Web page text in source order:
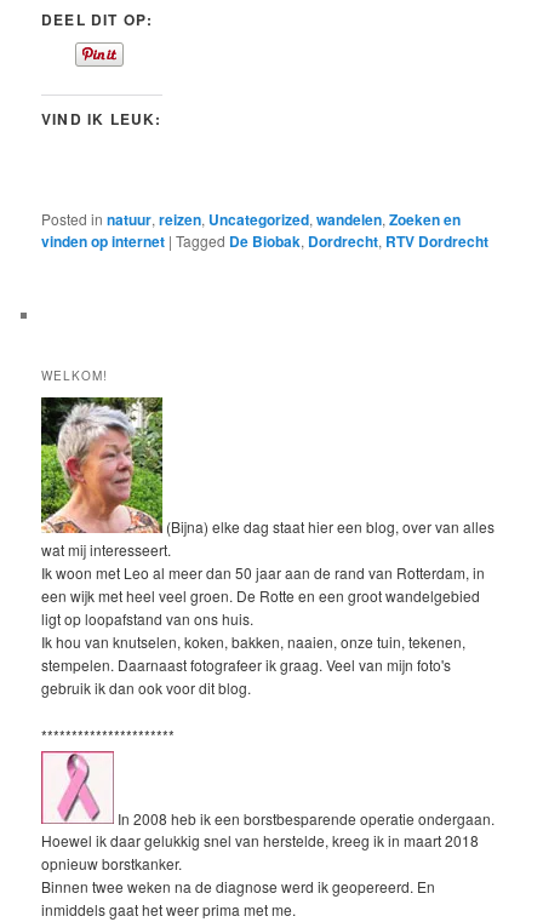
DEEL DIT OP:
VIND IK LEUK:
Posted in natuur,reizen, Uncategorized,wandelen,Zoeken en
vinden op internet |Tagged De Biobak, Dordrecht, RTV Dordrecht
WELKOM!
(Bijna) elke dag staat hier een blog, over van alles
wat mij interesseert.
Ik woon met Leo al meer dan 50 jaar aan de rand van Rotterdam, in
een wijk met heel veel groen. De Rotte en een groot wandelgebied
ligt op loopafstand van ons huis.
Ik hou van knutselen, koken, bakken, naaien, onze tuin, tekenen,
stempelen. Daarnaast fotografeer ik graag. Veel van mijn foto's
gebruik ik dan ook voor dit blog.
**********************
In 2008 heb ik een borstbesparende operatie ondergaan.
Hoewel ik daar gelukkig snel van herstelde, kreeg ik in maart 2018
opnieuw borstkanker.
Binnen twee weken na de diagnose werd ik geopereerd. En
inmiddels gaat het weer prima met me.